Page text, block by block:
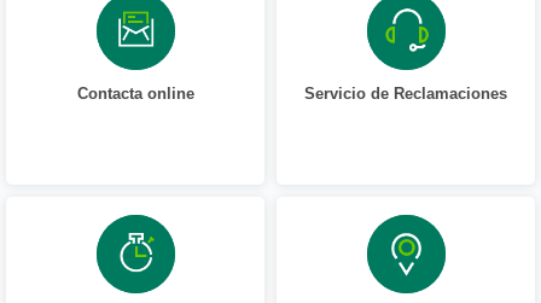
Contacta online Servicio de Reclamaciones